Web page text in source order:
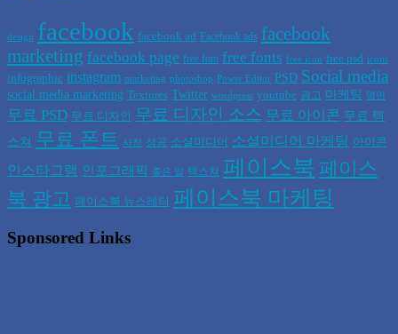
design facebook facebook ad Facebook ads facebook
marketing facebook page free font free fonts free icon free psd icons
infographic instagram marketing photoshop Power Editor PSD Social media
social media marketing Textures Twitter wordpress youtube 광고 마케팅 명언
무료 PSD 무료 디자인 무료 디자인 소스 무료 아이콘 무료 텍
스쳐 무료 폰트 사진 성공 소셜미디어 소셜미디어 마케팅 아이콘
인스타그램 인포그래픽 좋은 말 텍스쳐 페이스북 페이스
북 광고 페이스북 뉴스레터 페이스북 마케팅
Sponsored Links